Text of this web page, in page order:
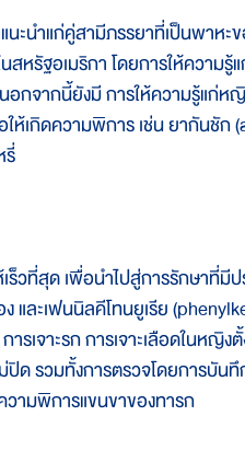
ำแก่คู่สามีภรรยาที่เป็นพาหะข
นสหรัฐอเมริกา โดยการให้ควา
อกจากนี้ยังมี การให้ความรู้แก่
ห้เกิดความพิการ เช่น ยากันชัก
ที่สุด เพื่อนำไปสู่การรักษาที่มีป
และเฟนนิลคีโทนยูเรีย
เจาะรก การเจาะเลือดในหญิ
ปิด รวมทั้งการตรวจโดยการบั
วามพิการแขนขาของทารก